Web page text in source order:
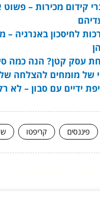
קידום מכירות –
לחיסכון באנרגיה –
עסק קטן? הנה כמה
של מומחים להצלחה
ידיים עם סבון – לא
פיננסים קריפטו